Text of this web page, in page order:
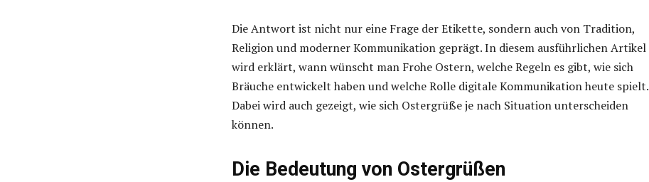
Die Antwort ist nicht nur eine Frage der Etikette, sondern auch von Tradition,
Religion und moderner Kommunikation geprägt. In diesem ausführlichen Artikel
wird erklärt, wann wünscht man Frohe Ostern, welche Regeln es gibt, wie sich
Bräuche entwickelt haben und welche Rolle digitale Kommunikation heute spielt.
Dabei wird auch gezeigt, wie sich Ostergrüße je nach Situation unterscheiden
können.
Die Bedeutung von Ostergrüßen